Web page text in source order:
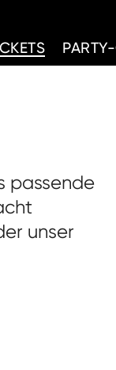
passende
unser